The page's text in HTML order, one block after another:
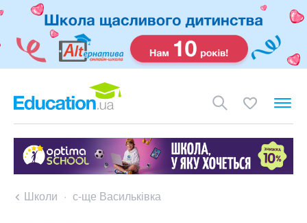
Школи с-ще Васильківка